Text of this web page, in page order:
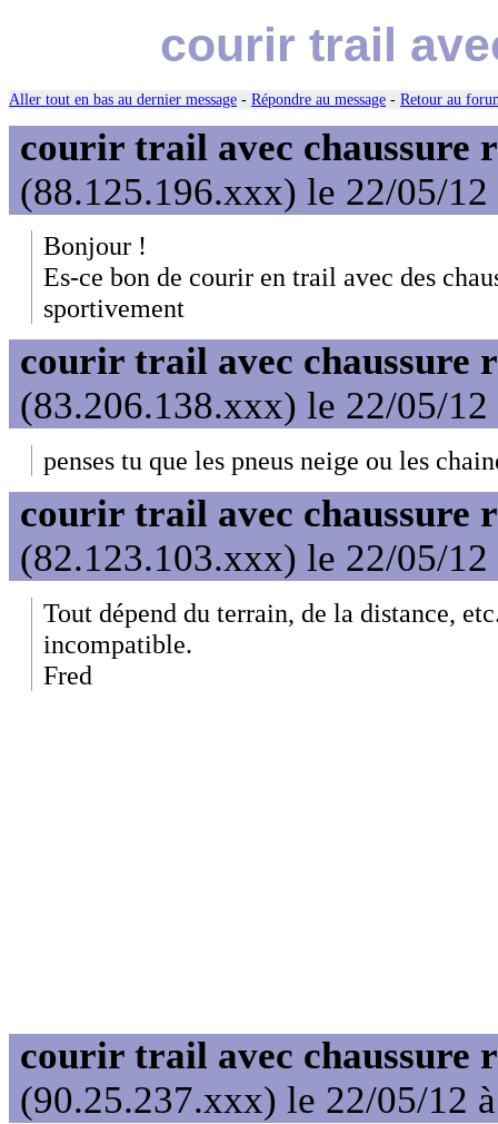
courir trail
Aller tout en bas au dernier message - Répondre au message - Retour au
courir trail avec chaussure
(88.125.196.xxx) le 22/05/12
Bonjour !
Es-ce bon de courir en trail avec des
sportivement
courir trail avec chaussure
(83.206.138.xxx) le 22/05/12
penses tu que les pneus neige ou les
courir trail avec chaussure
(82.123.103.xxx) le 22/05/12
Tout dépend du terrain, de la distance,
incompatible.
Fred
courir trail avec chaussure
(90.25.237.xxx) le 22/05/12